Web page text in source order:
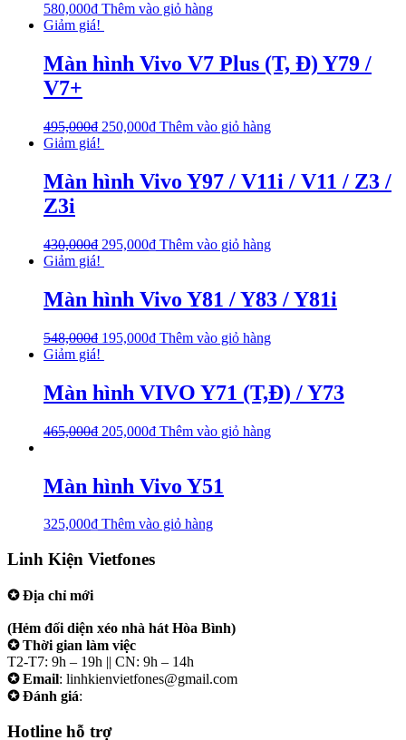
580,000₫ Thêm vào giỏ hàng
Giảm giá!
Màn hình Vivo V7 Plus (T, Đ) Y79 /
V7+
495,000₫ 250,000₫ Thêm vào giỏ hàng
Giảm giá!
Màn hình Vivo Y97 / V11i / V11 / Z3 /
Z3i
430,000₫ 295,000₫ Thêm vào giỏ hàng
Giảm giá!
Màn hình Vivo Y81 / Y83 / Y81i
548,000₫ 195,000₫ Thêm vào giỏ hàng
Giảm giá!
Màn hình VIVO Y71 (T,Đ) / Y73
465,000₫ 205,000₫ Thêm vào giỏ hàng
Màn hình Vivo Y51
325,000₫ Thêm vào giỏ hàng
Linh Kiện Vietfones
✪ Địa chỉ mới
(Hẻm đối diện xéo nhà hát Hòa Bình)
✪ Thời gian làm việc
T2-T7: 9h – 19h || CN: 9h – 14h
✪ Email: linhkienvietfones@gmail.com
✪ Đánh giá:
Hotline hỗ trợ